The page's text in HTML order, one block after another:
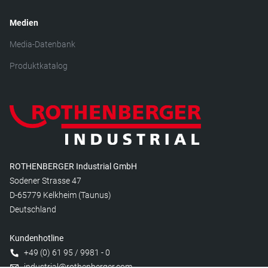
Medien
Media-Datenbank
Produktkatalog
ROTHENBERGER Industrial GmbH
Sodener Strasse 47
D-65779 Kelkheim (Taunus)
Deutschland
Kundenhotline
+49 (0) 61 95 / 9981 - 0